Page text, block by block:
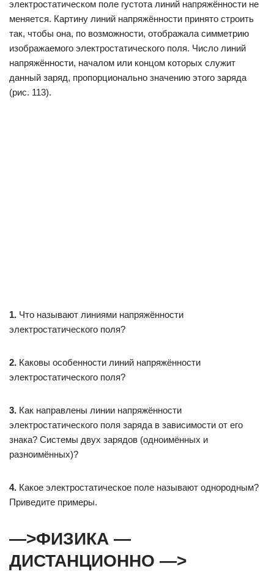
электростатическом поле густота линий напряжённости не
меняется. Картину линий напряжённости принято строить
так, чтобы она, по возможности, отображала симметрию
изображаемого электростатического поля. Число линий
напряжённости, началом или концом которых служит
данный заряд, пропорционально значению этого заряда
(рис. 113).
1. Что называют линиями напряжённости
электростатического поля?
2. Каковы особенности линий напряжённости
электростатического поля?
3. Как направлены линии напряжённости
электростатического поля заряда в зависимости от его
знака? Системы двух зарядов (одноимённых и
разноимённых)?
4. Какое электростатическое поле называют однородным?
Приведите примеры.
—>ФИЗИКА —
ДИСТАНЦИОННО —>